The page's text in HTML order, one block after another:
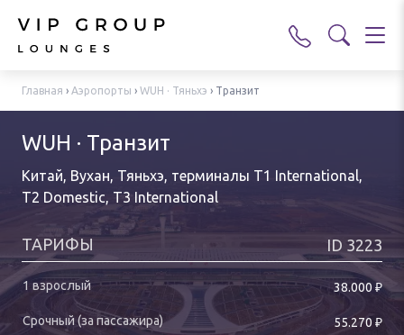
Главная › Аэропорты › WUH · Тяньхэ › Транзит
WUH · Транзит
Китай, Вухан, Тяньхэ, терминалы T1 International,
T2 Domestic, T3 International
ТАРИФЫ ID 3223
38.000 ₽
55.270 ₽